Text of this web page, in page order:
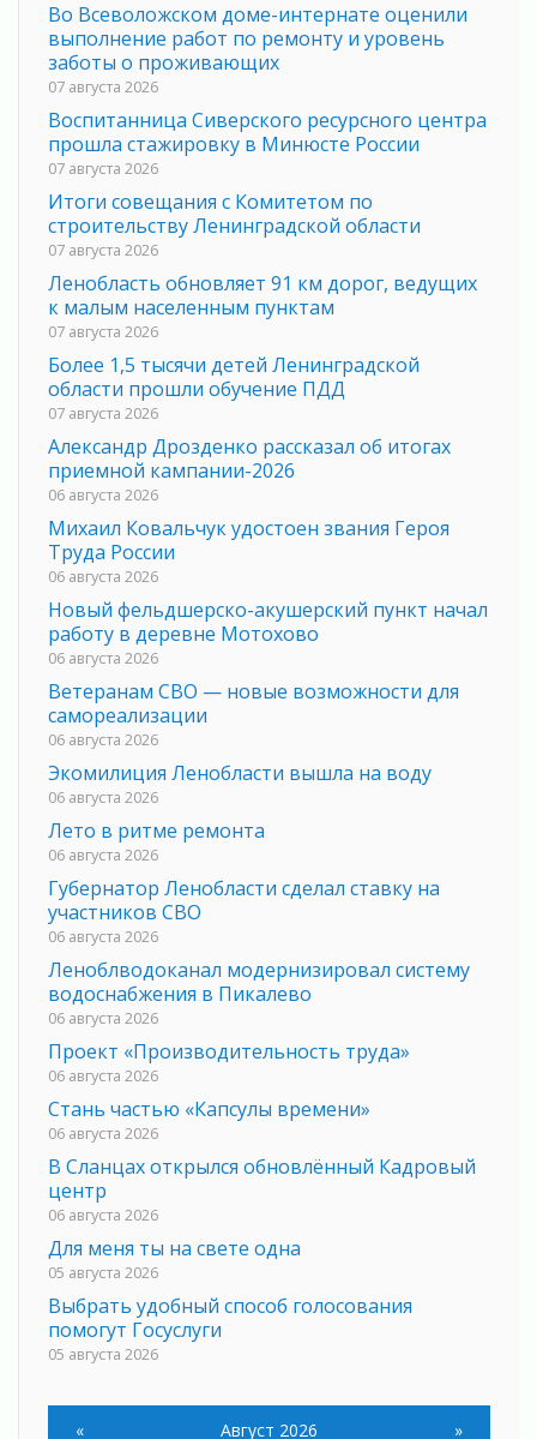
Во Всеволожском доме-интернате оценили
выполнение работ по ремонту и уровень
заботы о проживающих
07 августа 2026
Воспитанница Сиверского ресурсного центра
прошла стажировку в Минюсте России
07 августа 2026
Итоги совещания с Комитетом по
строительству Ленинградской области
07 августа 2026
Ленобласть обновляет 91 км дорог, ведущих
к малым населенным пунктам
07 августа 2026
Более 1,5 тысячи детей Ленинградской
области прошли обучение ПДД
07 августа 2026
Александр Дрозденко рассказал об итогах
приемной кампании-2026
06 августа 2026
Михаил Ковальчук удостоен звания Героя
Труда России
06 августа 2026
Новый фельдшерско-акушерский пункт начал
работу в деревне Мотохово
06 августа 2026
Ветеранам СВО — новые возможности для
самореализации
06 августа 2026
Экомилиция Ленобласти вышла на воду
06 августа 2026
Лето в ритме ремонта
06 августа 2026
Губернатор Ленобласти сделал ставку на
участников СВО
06 августа 2026
Леноблводоканал модернизировал систему
водоснабжения в Пикалево
06 августа 2026
Проект «Производительность труда»
06 августа 2026
Стань частью «Капсулы времени»
06 августа 2026
В Сланцах открылся обновлённый Кадровый
центр
06 августа 2026
Для меня ты на свете одна
05 августа 2026
Выбрать удобный способ голосования
помогут Госуслуги
05 августа 2026
05 августа 2026
« Август 2026 »